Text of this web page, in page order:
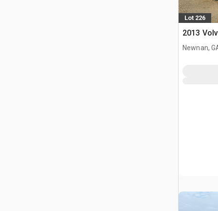
Lot 226
2013
Newnan,